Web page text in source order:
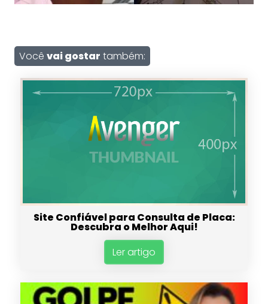
Você vai gostar também:
Site Confiável para Consulta de Placa:
Descubra o Melhor Aqui!
Ler artigo